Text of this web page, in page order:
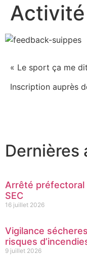
« Le sport ça me
Inscription auprès
Dernières
Arrêté préfectoral
SEC
16 juillet 2026
Vigilance
risques
9 juillet 2026